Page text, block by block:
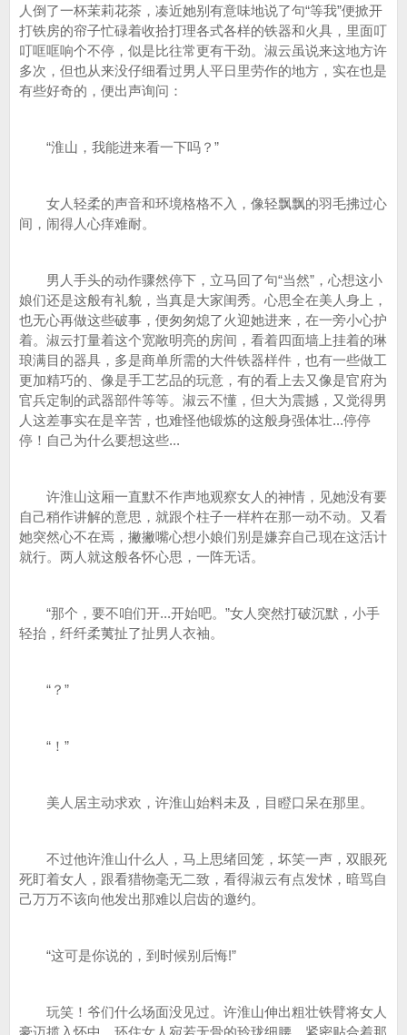
人倒了一杯茉莉花茶，凑近她别有意味地说了句“等我”便掀开
打铁房的帘子忙碌着收拾打理各式各样的铁器和火具，里面叮
叮哐哐响个不停，似是比往常更有干劲。淑云虽说来这地方许
多次，但也从来没仔细看过男人平日里劳作的地方，实在也是
有些好奇的，便出声询问：
“淮山，我能进来看一下吗？”
女人轻柔的声音和环境格格不入，像轻飘飘的羽毛拂过心
间，闹得人心痒难耐。
男人手头的动作骤然停下，立马回了句“当然”，心想这小
娘们还是这般有礼貌，当真是大家闺秀。心思全在美人身上，
也无心再做这些破事，便匆匆熄了火迎她进来，在一旁小心护
着。淑云打量着这个宽敞明亮的房间，看着四面墙上挂着的琳
琅满目的器具，多是商单所需的大件铁器样件，也有一些做工
更加精巧的、像是手工艺品的玩意，有的看上去又像是官府为
官兵定制的武器部件等等。淑云不懂，但大为震撼，又觉得男
人这差事实在是辛苦，也难怪他锻炼的这般身强体壮...停停
停！自己为什么要想这些...
许淮山这厢一直默不作声地观察女人的神情，见她没有要
自己稍作讲解的意思，就跟个柱子一样杵在那一动不动。又看
她突然心不在焉，撇撇嘴心想小娘们别是嫌弃自己现在这活计
就行。两人就这般各怀心思，一阵无话。
“那个，要不咱们开...开始吧。”女人突然打破沉默，小手
轻抬，纤纤柔荑扯了扯男人衣袖。
“？”
“！”
美人居主动求欢，许淮山始料未及，目瞪口呆在那里。
不过他许淮山什么人，马上思绪回笼，坏笑一声，双眼死
死盯着女人，跟看猎物毫无二致，看得淑云有点发怵，暗骂自
己万万不该向他发出那难以启齿的邀约。
“这可是你说的，到时候别后悔!”
玩笑！爷们什么场面没见过。许淮山伸出粗壮铁臂将女人
豪迈揽入怀中，环住女人宛若无骨的玲珑细腰，紧密贴合着那